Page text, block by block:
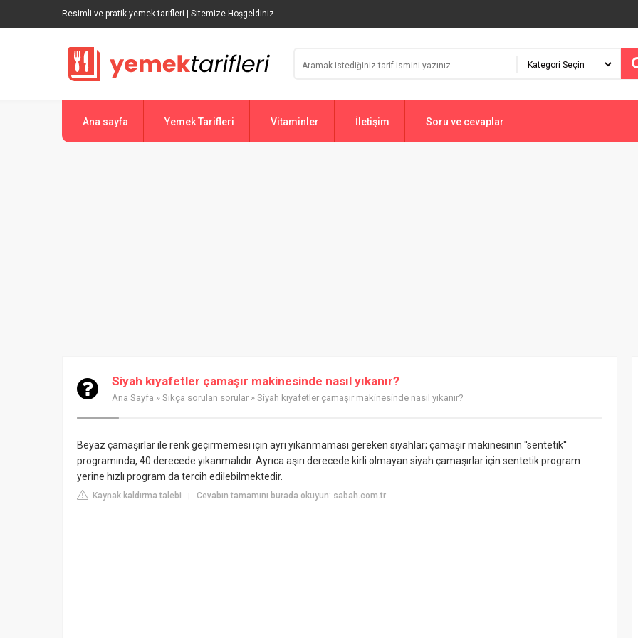
Resimli ve pratik yemek tarifleri | Sitemize Hoşgeldiniz
Ana sayfa Yemek Tarifleri Vitaminler İletişim Soru ve cevaplar
Siyah kıyafetler çamaşır makinesinde nasıl yıkanır?
Ana Sayfa » Sıkça sorulan sorular » Siyah kıyafetler çamaşır makinesinde nasıl yıkanır?
Beyaz çamaşırlar ile renk geçirmemesi için ayrı yıkanmaması gereken siyahlar; çamaşır makinesinin ''sentetik''
programında, 40 derecede yıkanmalıdır. Ayrıca aşırı derecede kirli olmayan siyah çamaşırlar için sentetik program
yerine hızlı program da tercih edilebilmektedir.
Kaynak kaldırma talebi | Cevabın tamamını burada okuyun: sabah.com.tr